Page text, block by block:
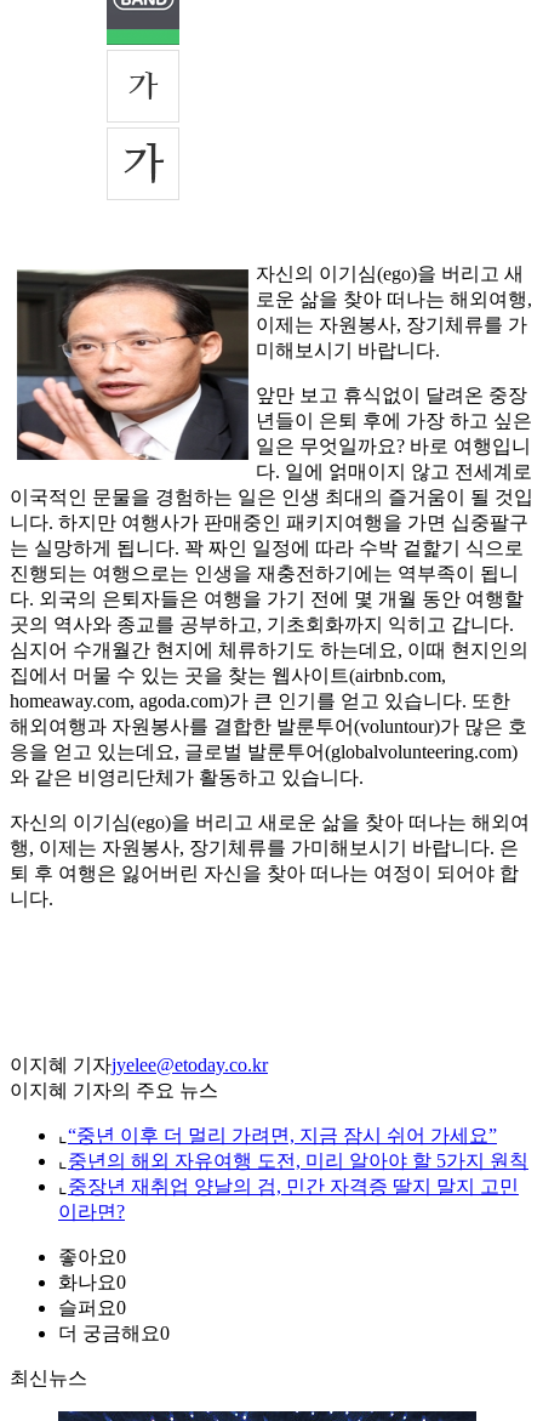
자신의 이기심(ego)을 버리고 새
로운 삶을 찾아 떠나는 해외여행,
이제는 자원봉사, 장기체류를 가
미해보시기 바랍니다.
앞만 보고 휴식없이 달려온 중장
년들이 은퇴 후에 가장 하고 싶은
일은 무엇일까요? 바로 여행입니
다. 일에 얽매이지 않고 전세계로
이국적인 문물을 경험하는 일은 인생 최대의 즐거움이 될 것입
니다. 하지만 여행사가 판매중인 패키지여행을 가면 십중팔구
는 실망하게 됩니다. 꽉 짜인 일정에 따라 수박 겉핥기 식으로
진행되는 여행으로는 인생을 재충전하기에는 역부족이 됩니
다. 외국의 은퇴자들은 여행을 가기 전에 몇 개월 동안 여행할
곳의 역사와 종교를 공부하고, 기초회화까지 익히고 갑니다.
심지어 수개월간 현지에 체류하기도 하는데요, 이때 현지인의
집에서 머물 수 있는 곳을 찾는 웹사이트(airbnb.com,
homeaway.com, agoda.com)가 큰 인기를 얻고 있습니다. 또한
해외여행과 자원봉사를 결합한 발룬투어(voluntour)가 많은 호
응을 얻고 있는데요, 글로벌 발룬투어(globalvolunteering.com)
와 같은 비영리단체가 활동하고 있습니다.
자신의 이기심(ego)을 버리고 새로운 삶을 찾아 떠나는 해외여
행, 이제는 자원봉사, 장기체류를 가미해보시기 바랍니다. 은
퇴 후 여행은 잃어버린 자신을 찾아 떠나는 여정이 되어야 합
니다.
이지혜 기자jyelee@etoday.co.kr
이지혜 기자의 주요 뉴스
⌞ “중년 이후 더 멀리 가려면, 지금 잠시 쉬어 가세요”
⌞ 중년의 해외 자유여행 도전, 미리 알아야 할 5가지 원칙
⌞ 중장년 재취업 양날의 검, 민간 자격증 딸지 말지 고민
이라면?
좋아요0
화나요0
슬퍼요0
더 궁금해요0
최신뉴스